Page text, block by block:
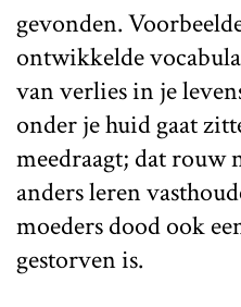
gevonden.
ontwikkelde
van verlies in je
onder je huid gaat
meedraagt; dat rouw
anders leren
moeders dood ook
gestorven is.